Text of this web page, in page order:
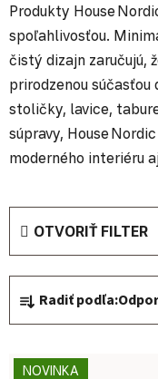
Produkty House
spoľahlivosťou.
čistý dizajn zaručujú,
prirodzenou súčasťou
stoličky, lavice,
súpravy, House
moderného interiéru
OTVORIŤ FILTER
Radiť podľa:
Výpis
NOVINKA